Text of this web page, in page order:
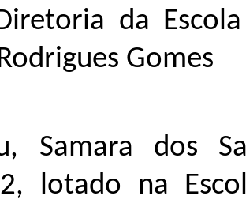
da
Gomes
Samara dos
lotado na